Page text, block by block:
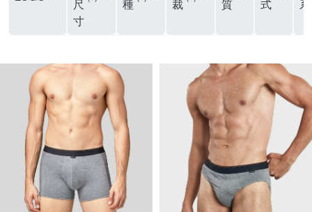
尺
寸
種
裁
質
式
系